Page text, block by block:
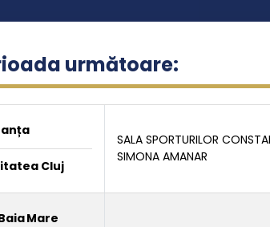
următoare:
Cluj
SALA SPORTURILOR
SIMONA AMANAR
Mare